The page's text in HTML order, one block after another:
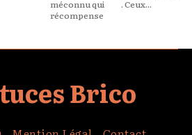
méconnu qui
récompense
. Ceux...
Brico